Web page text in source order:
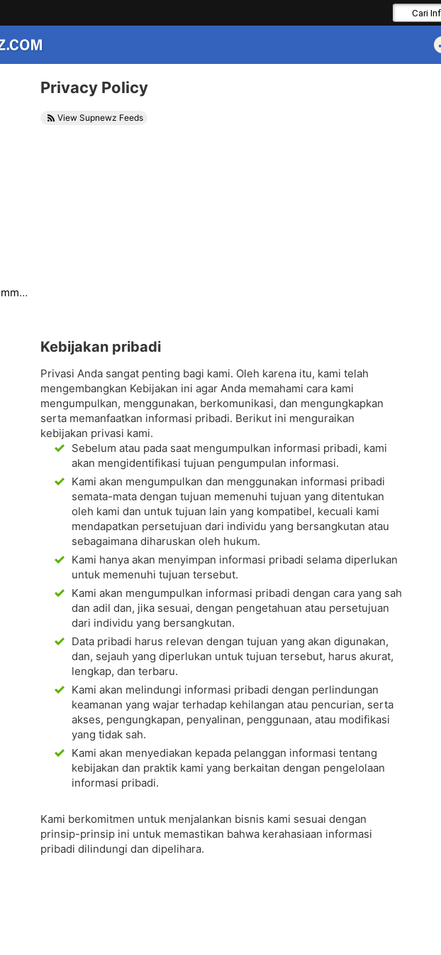
🔥 Renegade Immortal
Privacy Policy
View Supnewz Feeds
Kebijakan pribadi
Privasi Anda sangat penting bagi kami. Oleh karena itu, kami telah
mengembangkan Kebijakan ini agar Anda memahami cara kami
mengumpulkan, menggunakan, berkomunikasi, dan mengungkapkan
serta memanfaatkan informasi pribadi. Berikut ini menguraikan
kebijakan privasi kami.
Sebelum atau pada saat mengumpulkan informasi pribadi, kami
akan mengidentifikasi tujuan pengumpulan informasi.
Kami akan mengumpulkan dan menggunakan informasi pribadi
semata-mata dengan tujuan memenuhi tujuan yang ditentukan
oleh kami dan untuk tujuan lain yang kompatibel, kecuali kami
mendapatkan persetujuan dari individu yang bersangkutan atau
sebagaimana diharuskan oleh hukum.
Kami hanya akan menyimpan informasi pribadi selama diperlukan
untuk memenuhi tujuan tersebut.
Kami akan mengumpulkan informasi pribadi dengan cara yang sah
dan adil dan, jika sesuai, dengan pengetahuan atau persetujuan
dari individu yang bersangkutan.
Data pribadi harus relevan dengan tujuan yang akan digunakan,
dan, sejauh yang diperlukan untuk tujuan tersebut, harus akurat,
lengkap, dan terbaru.
Kami akan melindungi informasi pribadi dengan perlindungan
keamanan yang wajar terhadap kehilangan atau pencurian, serta
akses, pengungkapan, penyalinan, penggunaan, atau modifikasi
yang tidak sah.
Kami akan menyediakan kepada pelanggan informasi tentang
kebijakan dan praktik kami yang berkaitan dengan pengelolaan
informasi pribadi.
Kami berkomitmen untuk menjalankan bisnis kami sesuai dengan
prinsip-prinsip ini untuk memastikan bahwa kerahasiaan informasi
pribadi dilindungi dan dipelihara.